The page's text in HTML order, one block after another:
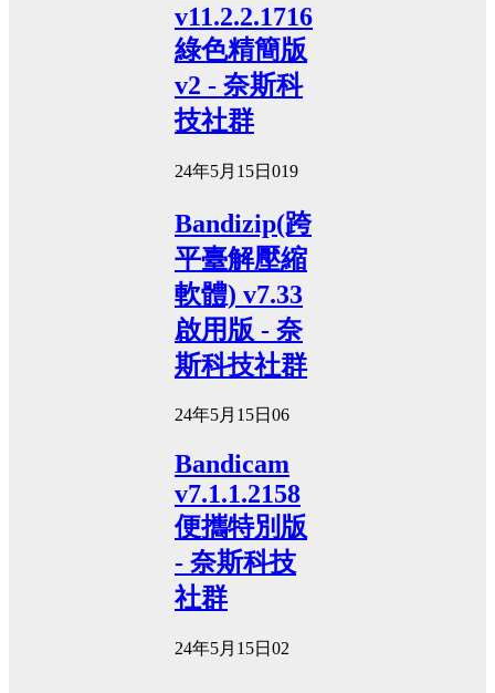
v11.2.2.1716
綠色精簡版
v2 - 奈斯科
技社群
24年5月15日 019
Bandizip(跨
平臺解壓縮
軟體) v7.33
啟用版 - 奈
斯科技社群
24年5月15日 06
Bandicam
v7.1.1.2158
便攜特別版
- 奈斯科技
社群
24年5月15日 02